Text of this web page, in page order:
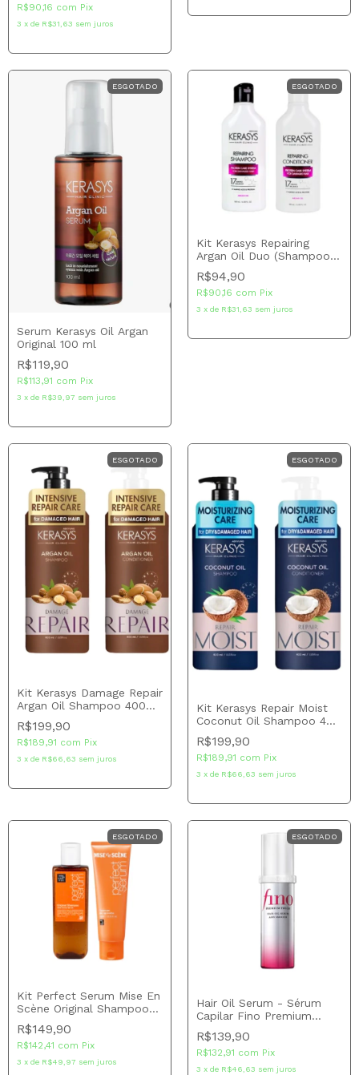
R$90,16 com Pix
3 x de R$31,63 sem juros
ESGOTADO
Serum Kerasys Oil Argan
Original 100 ml
R$119,90
R$113,91 com Pix
3 x de R$39,97 sem juros
ESGOTADO
Kit Kerasys Repairing
Argan Oil Duo (Shampoo
180ml + Condicionador
180ml)
R$94,90
R$90,16 com Pix
3 x de R$31,63 sem juros
ESGOTADO
Kit Kerasys Damage Repair
Argan Oil Shampoo 400
ml + Condicionador 400
ml - (cópia)
R$199,90
R$189,91 com Pix
3 x de R$66,63 sem juros
ESGOTADO
Kit Kerasys Repair Moist
Coconut Oil Shampoo 400
ml + Condicionador 400
ml
R$199,90
R$189,91 com Pix
3 x de R$66,63 sem juros
ESGOTADO
Kit Perfect Serum Mise En
Scène Original Shampoo
200 ml + Tratamento 180
ml
R$149,90
R$142,41 com Pix
3 x de R$49,97 sem juros
ESGOTADO
Hair Oil Serum - Sérum
Capilar Fino Premium
Touch 70ml
R$139,90
R$132,91 com Pix
3 x de R$46,63 sem juros